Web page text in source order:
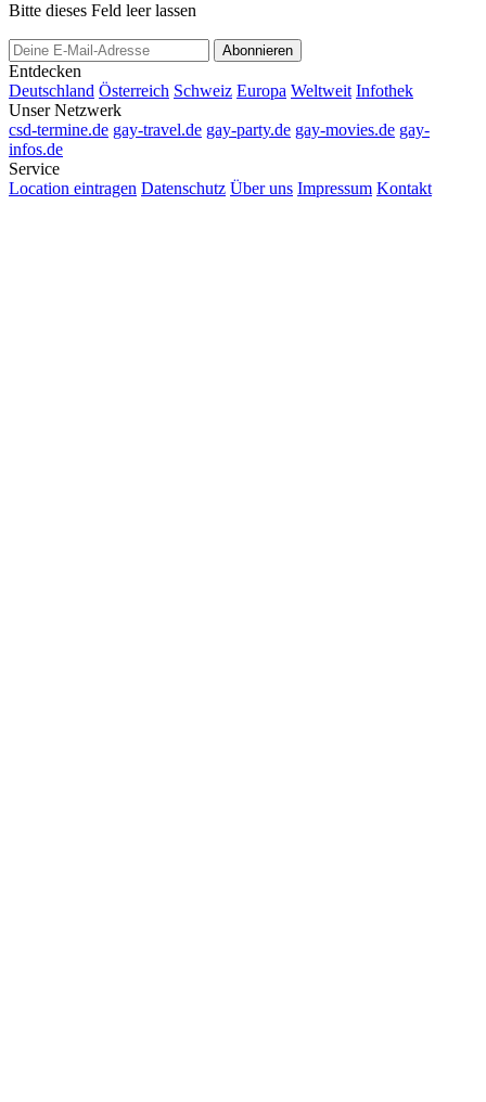
Bitte dieses Feld leer lassen
Abonnieren
Entdecken
Deutschland Österreich Schweiz Europa Weltweit Infothek
Unser Netzwerk
csd-termine.de gay-travel.de gay-party.de gay-movies.de gay-
infos.de
Service
Location eintragen Datenschutz Über uns Impressum Kontakt